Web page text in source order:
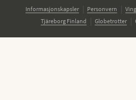
Informasjonskapsler Personvern
Tjäreborg Finland
Globetrotter